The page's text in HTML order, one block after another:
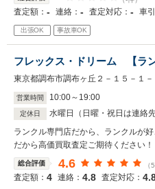
査定額： - 連絡： - 査定対応： - 車
出張OK 事故車OK
フレックス・ドリーム 【ラ
東京都調布市調布ヶ丘２－１５－１－
営業時間 10:00～ 19:00
定休日
水曜日（日曜・祝日は連絡先
ランクル専門店だから、ランクルが好
だから高価買取査定ご期待ください！
総合評価 4.6 （
査定額： 4 連絡： 4.8 査定対応：